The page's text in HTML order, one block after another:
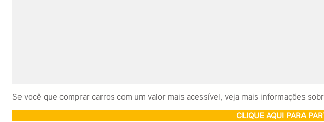
Se você que comprar carros com um valor mais acessível, veja mais informações
CLIQUE AQUI PARA